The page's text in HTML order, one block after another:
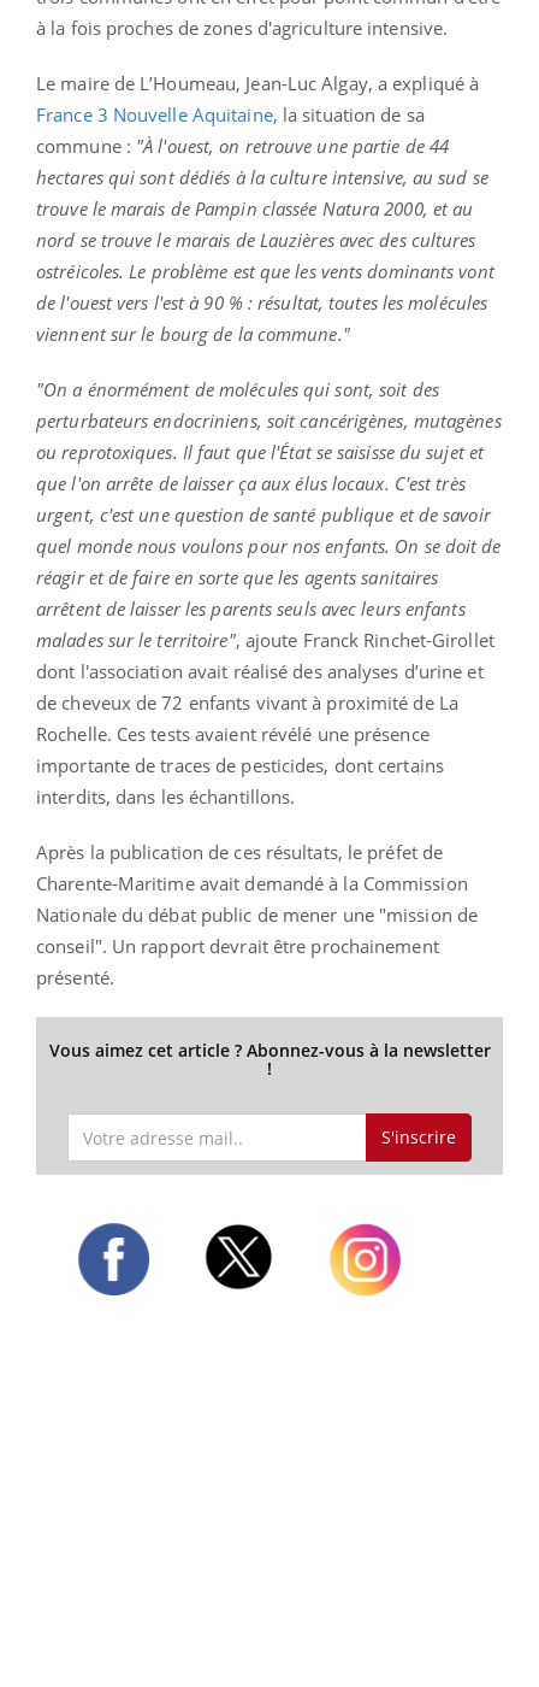
à la fois proches de zones d'agriculture intensive.
Le maire de L’Houmeau, Jean-Luc Algay, a expliqué à
France 3 Nouvelle Aquitaine, la situation de sa
commune : "À l'ouest, on retrouve une partie de 44
hectares qui sont dédiés à la culture intensive, au sud se
trouve le marais de Pampin classée Natura 2000, et au
nord se trouve le marais de Lauzières avec des cultures
ostréicoles. Le problème est que les vents dominants vont
de l'ouest vers l'est à 90 % : résultat, toutes les molécules
viennent sur le bourg de la commune."
"On a énormément de molécules qui sont, soit des
perturbateurs endocriniens, soit cancérigènes, mutagènes
ou reprotoxiques. Il faut que l'État se saisisse du sujet et
que l'on arrête de laisser ça aux élus locaux. C'est très
urgent, c'est une question de santé publique et de savoir
quel monde nous voulons pour nos enfants. On se doit de
réagir et de faire en sorte que les agents sanitaires
arrêtent de laisser les parents seuls avec leurs enfants
malades sur le territoire", ajoute Franck Rinchet-Girollet
dont l'association avait réalisé des analyses d’urine et
de cheveux de 72 enfants vivant à proximité de La
Rochelle. Ces tests avaient révélé une présence
importante de traces de pesticides, dont certains
interdits, dans les échantillons.
Après la publication de ces résultats, le préfet de
Charente-Maritime avait demandé à la Commission
Nationale du débat public de mener une "mission de
conseil". Un rapport devrait être prochainement
présenté.
Vous aimez cet article ? Abonnez-vous à la newsletter
!
S'inscrire